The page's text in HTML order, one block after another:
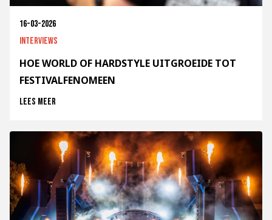
16-03-2026
Interviews
HOE WORLD OF HARDSTYLE UITGROEIDE TOT
FESTIVALFENOMEEN
Lees meer